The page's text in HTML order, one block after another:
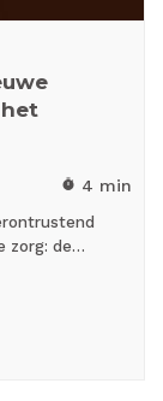
timer 4 min
zorg: de…